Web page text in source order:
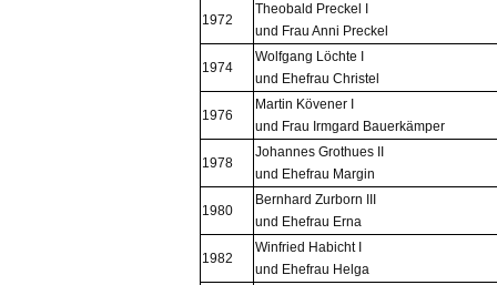
1972
Theobald Preckel I
und Frau Anni Preckel
1974
Wolfgang Löchte I
und Ehefrau Christel
1976
Martin Kövener I
und Frau Irmgard Bauerkämper
1978
Johannes Grothues II
und Ehefrau Margin
1980
Bernhard Zurborn III
und Ehefrau Erna
1982
Winfried Habicht I
und Ehefrau Helga